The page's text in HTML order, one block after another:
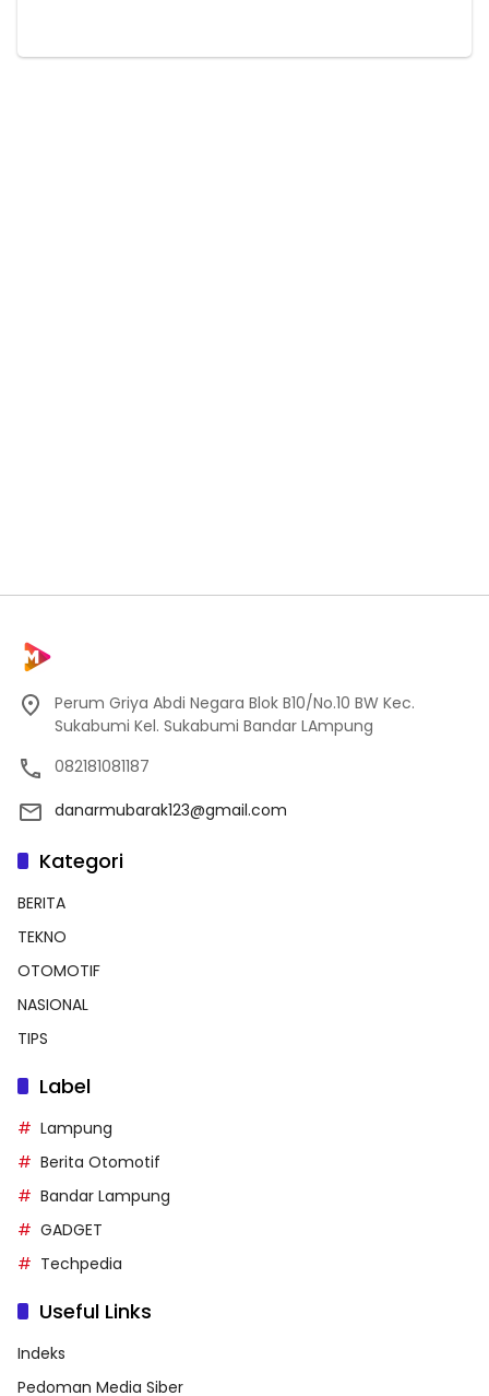
Perum Griya Abdi Negara Blok B10/No.10 BW Kec.
Sukabumi Kel. Sukabumi Bandar LAmpung
082181081187
danarmubarak123@gmail.com
Kategori
BERITA
TEKNO
OTOMOTIF
NASIONAL
TIPS
Label
Lampung
Berita Otomotif
Bandar Lampung
GADGET
Techpedia
Useful Links
Indeks
Pedoman Media Siber